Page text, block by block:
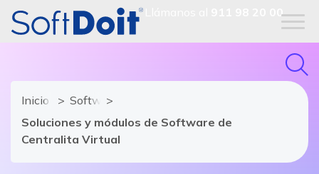
911 98 20 00
Inicio
Software de Centralita Virtual
Soluciones y módulos de Software de
Centralita Virtual